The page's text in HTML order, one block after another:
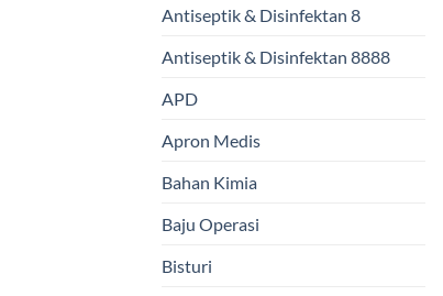
Antiseptik & Disinfektan 8
Antiseptik & Disinfektan 8888
APD
Apron Medis
Bahan Kimia
Baju Operasi
Bisturi